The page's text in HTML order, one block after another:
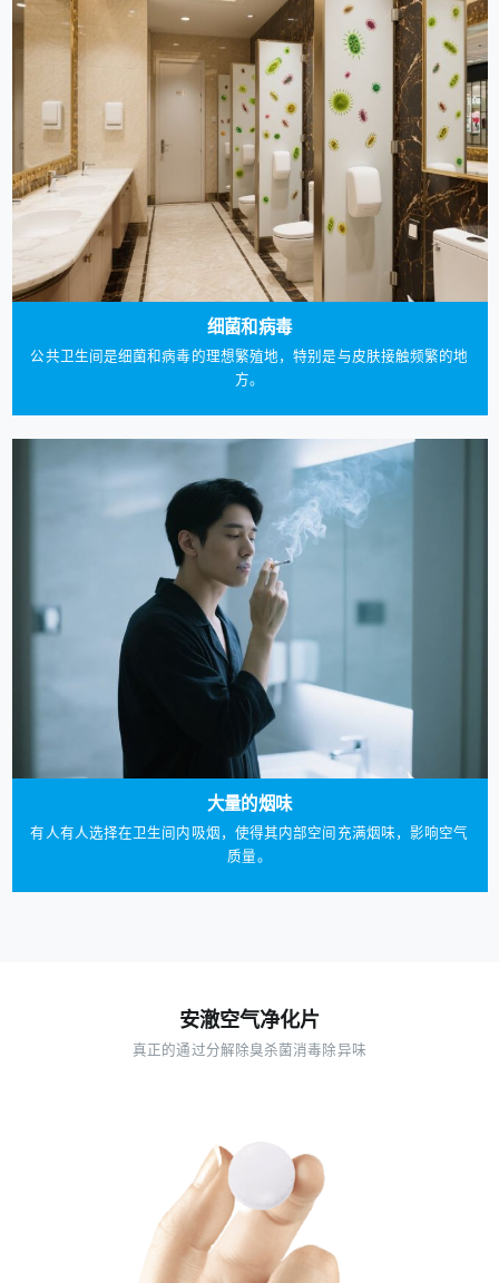
细菌和病毒
公共卫生间是细菌和病毒的理想繁殖地，特别是与皮肤接触频繁的地
方。
大量的烟味
有人有人选择在卫生间内吸烟，使得其内部空间充满烟味，影响空气
质量。
安澈空气净化片
真正的通过分解除臭杀菌消毒除异味